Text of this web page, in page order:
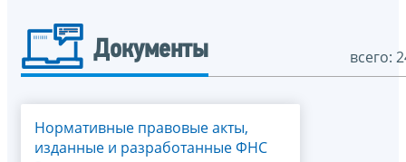
Документы всего:
Нормативные правовые акты,
изданные и разработанные ФНС